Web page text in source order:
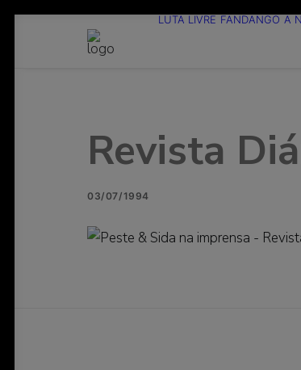
LUTA LIVRE FANDANGO A
Revista
03/07/1994